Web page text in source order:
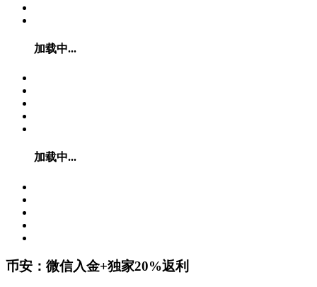
加载中...
加载中...
币安：微信入金+独家20%返利